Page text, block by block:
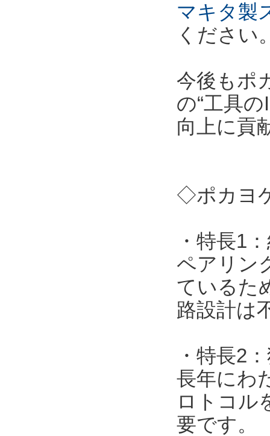
マキタ製
ください
今後もポ
の“工具
向上に貢
◇ポカヨ
・特長1
ペアリン
ているた
路設計は
・特長2
長年にわ
ロトコル
要です。